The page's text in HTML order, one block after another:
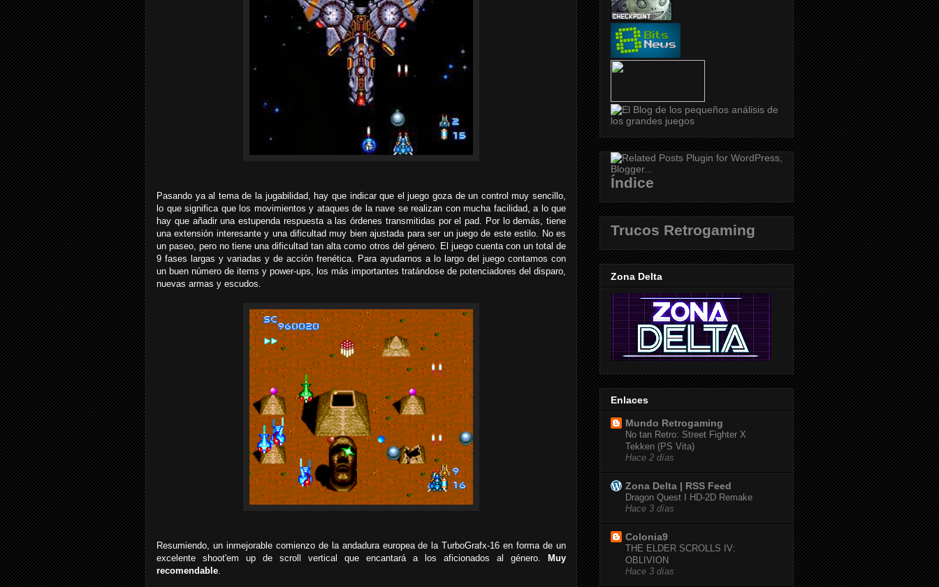
Pasando ya al tema de la jugabilidad, hay que indicar que el juego goza de un control muy sencillo,
lo que significa que los movimientos y ataques de la nave se realizan con mucha facilidad, a lo que
hay que añadir una estupenda respuesta a las órdenes transmitidas por el pad. Por lo demás, tiene
una extensión interesante y una dificultad muy bien ajustada para ser un juego de este estilo. No es
un paseo, pero no tiene una dificultad tan alta como otros del género. El juego cuenta con un total de
9 fases largas y variadas y de acción frenética. Para ayudarnos a lo largo del juego contamos con
un buen número de items y power-ups, los más importantes tratándose de potenciadores del disparo,
nuevas armas y escudos.
Resumiendo, un inmejorable comienzo de la andadura europea de la TurboGrafx-16 en forma de un
excelente shoot'em up de scroll vertical que encantará a los aficionados al género.
Muy
recomendable.
Índice
Trucos Retrogaming
Zona Delta
Enlaces
Mundo Retrogaming
No tan Retro: Street Fighter X
Tekken (PS Vita)
Hace 2 días
Zona Delta | RSS Feed
Dragon Quest I HD-2D Remake
Hace 3 días
Colonia9
THE ELDER SCROLLS IV:
OBLIVION
Hace 3 días